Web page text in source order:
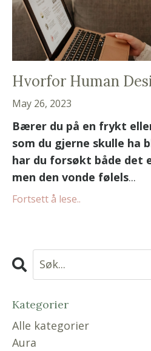
Hvorfor Human
May 26, 2023
Bærer du på en frykt
som du gjerne skulle ha
har du forsøkt både det
men den vonde følels...
Fortsett å lese..
Kategorier
Alle kategorier
Aura